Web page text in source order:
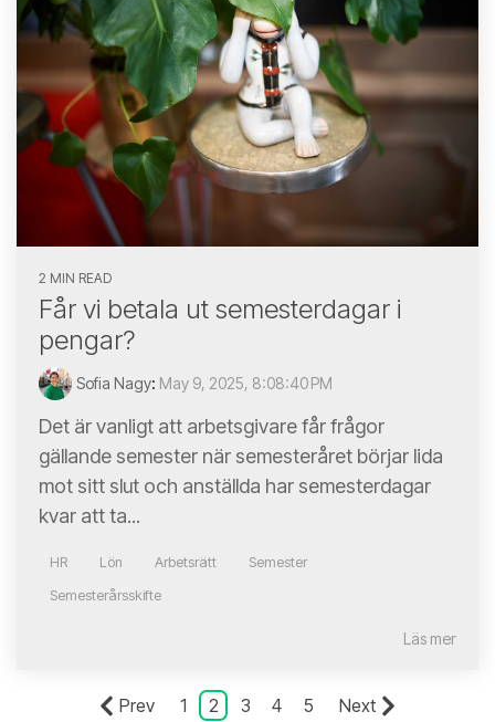
2 MIN READ
Får vi betala ut semesterdagar i
pengar?
Sofia Nagy: May 9, 2025, 8:08:40 PM
Det är vanligt att arbetsgivare får frågor
gällande semester när semesteråret börjar lida
mot sitt slut och anställda har semesterdagar
kvar att ta...
HR Lön Arbetsrätt
Semester
Semesterårsskifte
Läs mer
Prev 1 2 3 4 5 Next